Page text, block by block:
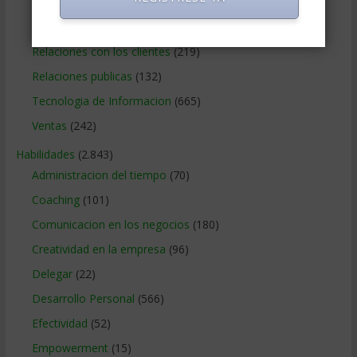
Relaciones con los clientes(219)
Relaciones publicas (132)
Tecnologia de Informacion (665)
Ventas (242)
Habilidades (2.843)
Administracion del tiempo (70)
Coaching(101)
Comunicacion en los negocios (180)
Creatividad en la empresa (96)
Delegar(22)
Desarrollo Personal (566)
Efectividad (52)
Empowerment (15)